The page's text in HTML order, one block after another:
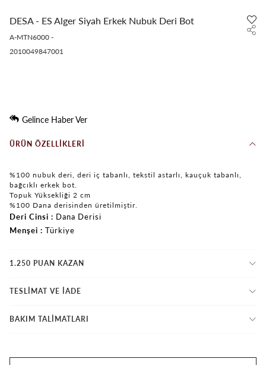
DESA - ES Alger Siyah Erkek Nubuk Deri Bot
A-MTN6000 -
2010049847001
Gelince Haber Ver
ÜRÜN ÖZELLIKLERI
%100 nubuk deri, deri iç tabanlı, tekstil astarlı, kauçuk tabanlı,
bağcıklı erkek bot.
Topuk Yüksekliği 2 cm
%100 Dana derisinden üretilmiştir.
Deri Cinsi
Dana Derisi
Menşei
Türkiye
1.250 PUAN KAZAN
TESLİMAT VE İADE
BAKIM TALİMATLARI